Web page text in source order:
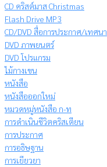
CD คริสต์มาส Christmas
Flash Drive MP3
CD/DVD สื่อการประกาศ/เทศนา
DVD ภาพยนตร์
DVD โปรแกรม
ไม้กางเขน
หนังสือ
หนังสือออกใหม่
หมวดหมู่หนังสือ ก-ท
การดำเนินชีวิตคริสเตียน
การประกาศ
การอธิษฐาน
การเยียวยา